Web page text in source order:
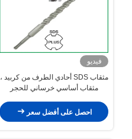
فيديو
مثقاب SDS أحادي الطرف من كربيد ،
مثقاب أساسي خرساني للحجر
احصل على أفضل سعر